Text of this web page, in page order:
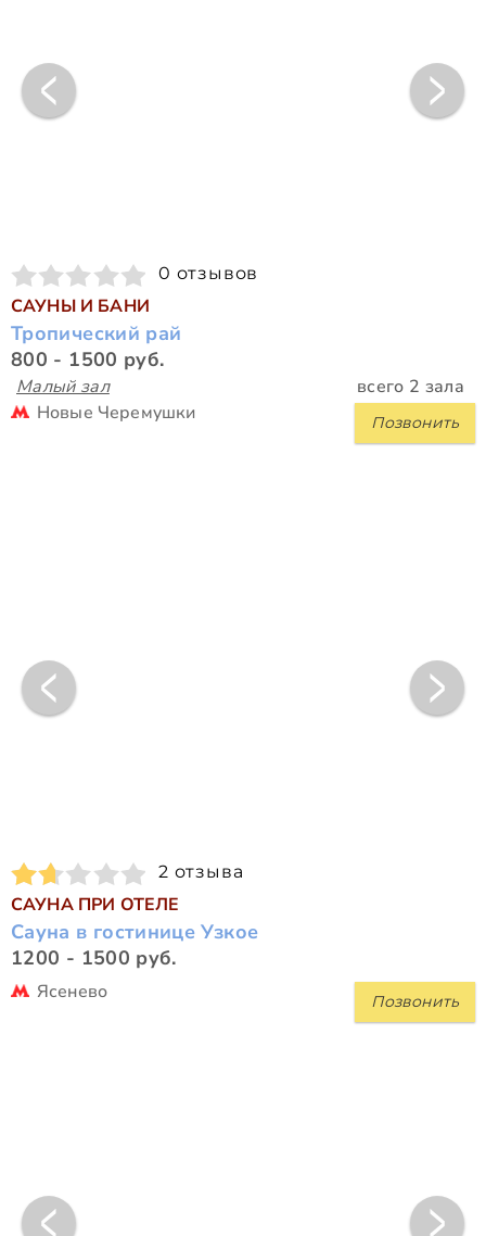
0 отзывов
САУНЫ И БАНИ
Тропический рай
800 - 1500 руб.
Малый зал всего 2 зала
Позвонить
Новые Черемушки
2 отзыва
САУНА ПРИ ОТЕЛЕ
Сауна в гостинице Узкое
1200 - 1500 руб.
Позвонить
Ясенево